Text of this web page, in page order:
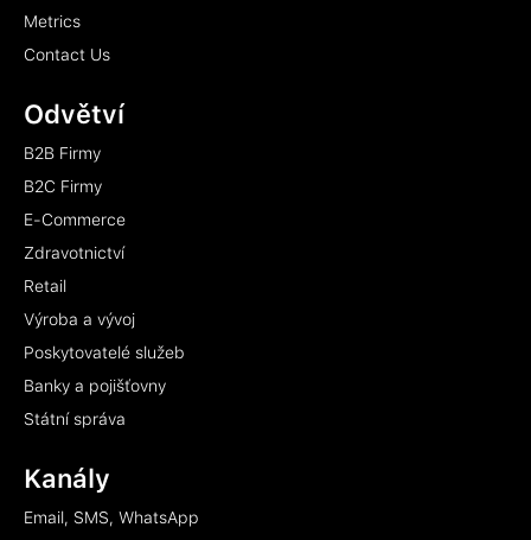
Metrics
Contact Us
Odvětví
B2B Firmy
B2C Firmy
E-Commerce
Zdravotnictví
Retail
Výroba a vývoj
Poskytovatelé služeb
Banky a pojišťovny
Státní správa
Kanály
Email, SMS, WhatsApp